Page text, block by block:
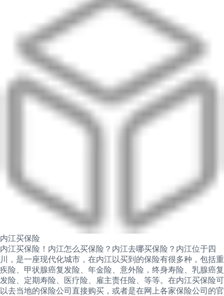
内江买保险
内江买保险！内江怎么买保险？内江去哪买保险？内江位于四
川，是一座现代化城市，在内江以买到的保险有很多种，包括重
疾险、甲状腺癌复发险、年金险、意外险，终身寿险、乳腺癌复
发险、定期寿险、医疗险、雇主责任险、等等。在内江买保险可
以去当地的保险公司直接购买，或者是在网上各家保险公司的官